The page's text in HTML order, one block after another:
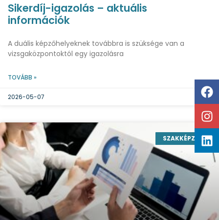
Sikerdíj-igazolás – aktuális
információk
A duális képzőhelyeknek továbbra is szüksége van a
vizsgaközpontoktól egy igazolásra
TOVÁBB »
2026-05-07
SZAKKÉPZÉS